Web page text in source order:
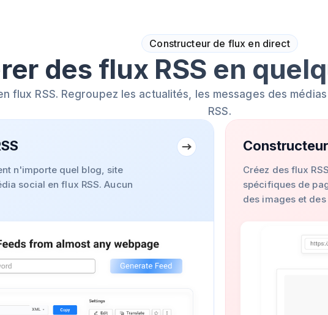
Constructeur de flux en direct
des flux RSS en
flux RSS. Regroupez les actualités, les messages des
RSS.
n'importe quel blog, site
social en flux RSS. Aucun
Créez des flux
spécifiques de
des images et des